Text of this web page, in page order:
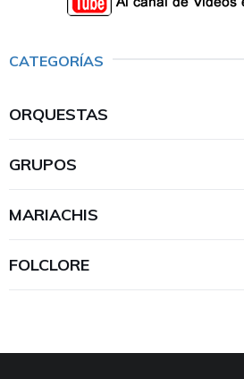
CATEGORÍAS
ORQUESTAS
GRUPOS
MARIACHIS
FOLCLORE